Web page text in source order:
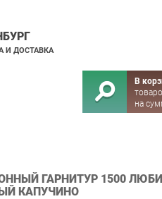
И ДОСТАВКА
В
на
ГАРНИТУР 1500
КАПУЧИНО